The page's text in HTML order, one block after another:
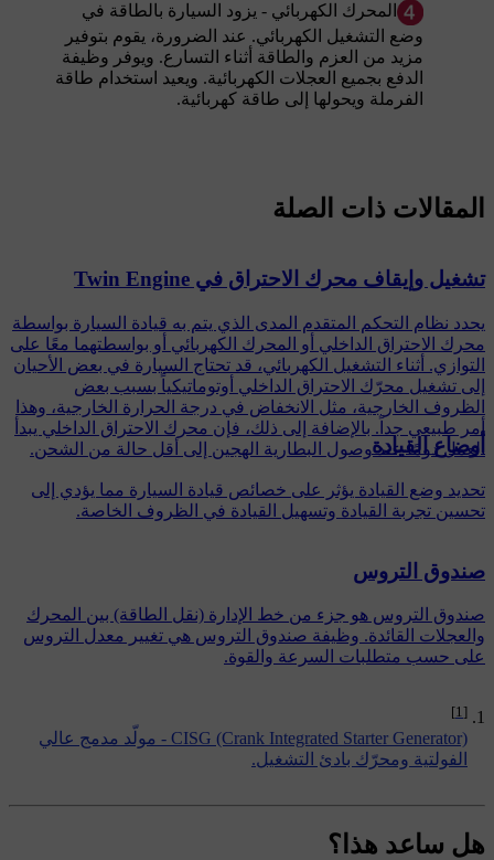
المحرك الكهربائي - يزود السيارة بالطاقة في
وضع التشغيل الكهربائي. عند الضرورة، يقوم بتوفير
مزيد من العزم والطاقة أثناء التسارع. ويوفر وظيفة
الدفع بجميع العجلات الكهربائية. ويعيد استخدام طاقة
الفرملة ويحولها إلى طاقة كهربائية.
[1]
CISG (Crank Integrated Starter Generator) - مولّد مدمج عالي
الفولتية ومحرّك بادئ التشغيل.
المقالات ذات الصلة
تشغيل وإيقاف محرك الاحتراق في Twin Engine
يحدد نظام التحكم المتقدم المدى الذي يتم به قيادة السيارة بواسطة
محرك الاحتراق الداخلي أو المحرك الكهربائي أو بواسطتهما معًا على
التوازي. أثناء التشغيل الكهربائي، قد تحتاج السيارة في بعض الأحيان
إلى تشغيل محرّك الاحتراق الداخلي أوتوماتيكياً بسبب بعض
الظروف الخارجية، مثل الانخفاض في درجة الحرارة الخارجية، وهذا
أمر طبيعي جداً. بالإضافة إلى ذلك، فإن محرك الاحتراق الداخلي يبدأ
العمل دومًا عند وصول البطارية الهجين إلى أقل حالة من الشحن.
أوضاع القيادة
تحديد وضع القيادة يؤثر على خصائص قيادة السيارة مما يؤدي إلى
تحسين تجربة القيادة وتسهيل القيادة في الظروف الخاصة.
صندوق التروس
صندوق التروس هو جزء من خط الإدارة (نقل الطاقة) بين المحرك
والعجلات القائدة. وظيفة صندوق التروس هي تغيير معدل التروس
على حسب متطلبات السرعة والقوة.
هل ساعد هذا؟